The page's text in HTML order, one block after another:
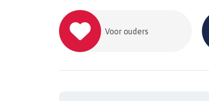
Voor ouders